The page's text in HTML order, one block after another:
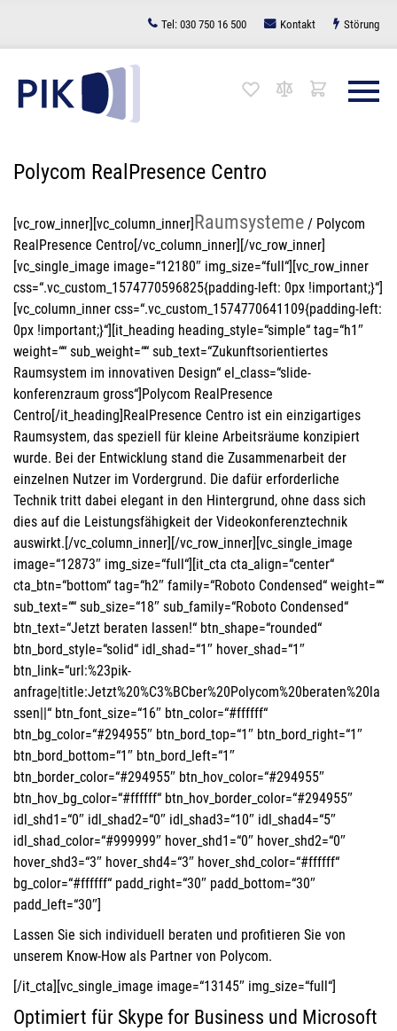
springen
Tel: 030 750 16 500 Kontakt Störung
Polycom RealPresence Centro
[vc_row_inner][vc_column_inner]Raumsysteme / Polycom
RealPresence Centro[/vc_column_inner][/vc_row_inner]
[vc_single_image image=“12180″ img_size=“full“][vc_row_inner
css=“.vc_custom_1574770596825{padding-left: 0px !important;}“]
[vc_column_inner css=“.vc_custom_1574770641109{padding-left:
0px !important;}“][it_heading heading_style=“simple“ tag=“h1″
weight=““ sub_weight=““ sub_text=“Zukunftsorientiertes
Raumsystem im innovativen Design“ el_class=“slide-
konferenzraum gross“]Polycom RealPresence
Centro[/it_heading]RealPresence Centro ist ein einzigartiges
Raumsystem, das speziell für kleine Arbeitsräume konzipiert
wurde. Bei der Entwicklung stand die Zusammenarbeit der
einzelnen Nutzer im Vordergrund. Die dafür erforderliche
Technik tritt dabei elegant in den Hintergrund, ohne dass sich
dies auf die Leistungsfähigkeit der Videokonferenztechnik
auswirkt.[/vc_column_inner][/vc_row_inner][vc_single_image
image=“12873″ img_size=“full“][it_cta cta_align=“center“
cta_btn=“bottom“ tag=“h2″ family=“Roboto Condensed“ weight=““
sub_text=““ sub_size=“18″ sub_family=“Roboto Condensed“
btn_text=“Jetzt beraten lassen!“ btn_shape=“rounded“
btn_bord_style=“solid“ idl_shad=“1″ hover_shad=“1″
btn_link=“url:%23pik-
anfrage|title:Jetzt%20%C3%BCber%20Polycom%20beraten%20la
ssen||“ btn_font_size=“16″ btn_color=“#ffffff“
btn_bg_color=“#294955″ btn_bord_top=“1″ btn_bord_right=“1″
btn_bord_bottom=“1″ btn_bord_left=“1″
btn_border_color=“#294955″ btn_hov_color=“#294955″
btn_hov_bg_color=“#ffffff“ btn_hov_border_color=“#294955″
idl_shd1=“0″ idl_shad2=“0″ idl_shad3=“10″ idl_shad4=“5″
idl_shad_color=“#999999″ hover_shd1=“0″ hover_shd2=“0″
hover_shd3=“3″ hover_shd4=“3″ hover_shd_color=“#ffffff“
bg_color=“#ffffff“ padd_right=“30″ padd_bottom=“30″
padd_left=“30″]
Lassen Sie sich individuell beraten und profitieren Sie von
unserem Know-How als Partner von Polycom.
[/it_cta][vc_single_image image=“13145″ img_size=“full“]
Optimiert für Skype for Business und Microsoft